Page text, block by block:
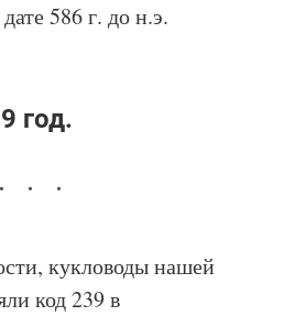
586 г. до н.э.
год.
кукловоды нашей
код 239 в